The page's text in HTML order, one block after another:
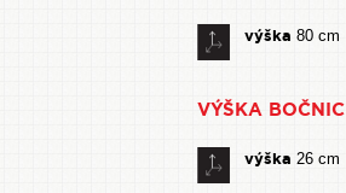
výška 80 cm
VÝŠKA BOČNIC
výška 26 cm